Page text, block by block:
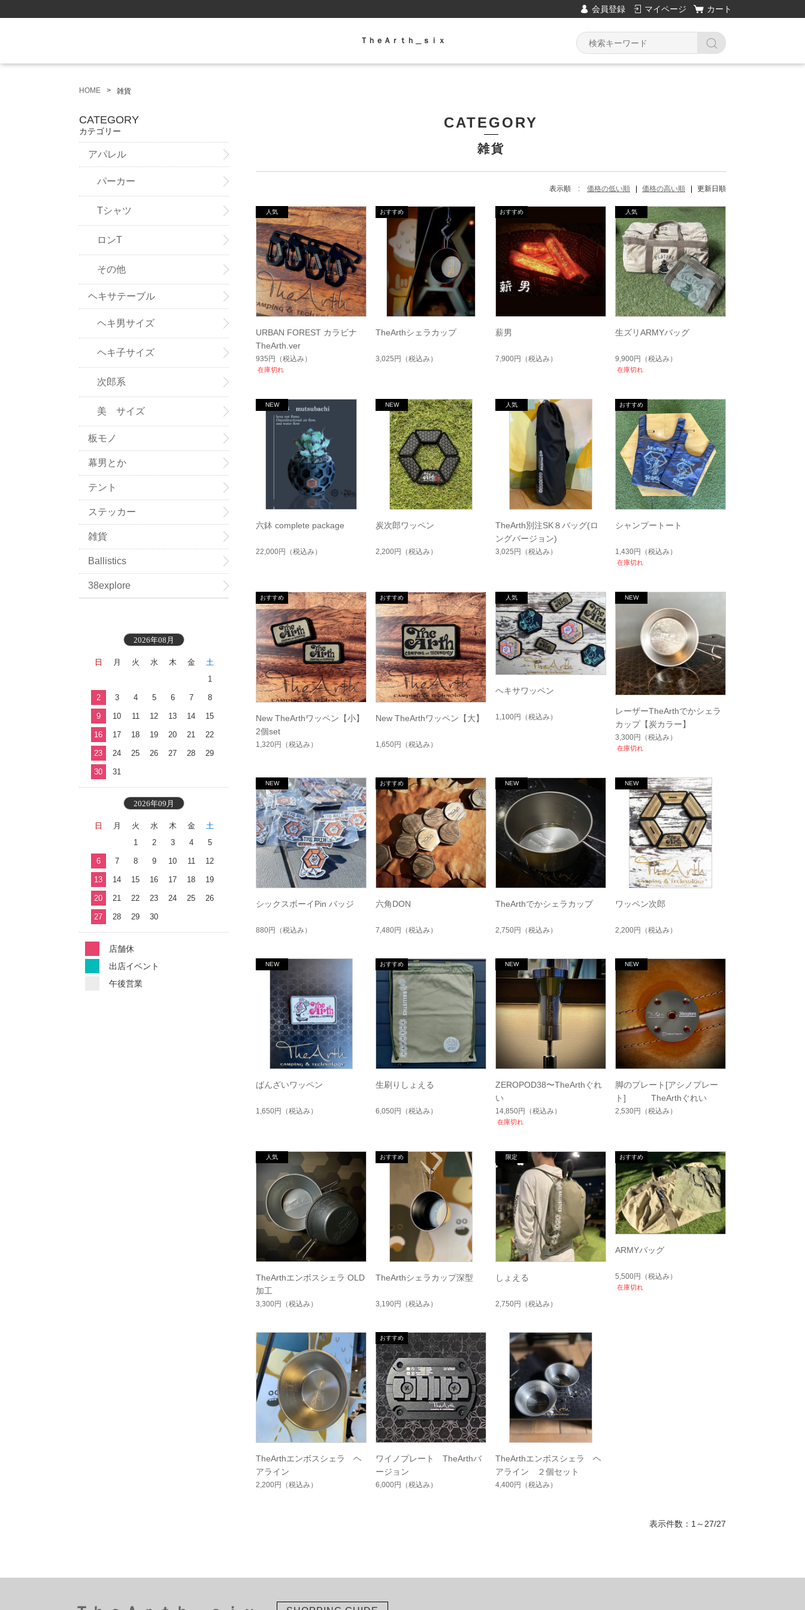
会員登録 マイページ カート
ＴｈｅＡｒｔｈ＿ｓｉｘ
HOME 雑貨
CATEGORY
雑貨
表示順 : 価格の低い順 価格の高い順 更新日順
URBAN FOREST カラビナ
TheArth.ver
935円 （税込み）
在庫切れ
TheArthシェラカップ
3,025円 （税込み）
薪男
7,900円 （税込み）
生ズリARMYバッグ
9,900円 （税込み）
在庫切れ
六鉢 complete package
22,000円 （税込み）
炭次郎ワッペン
2,200円 （税込み）
TheArth別注SK８バッグ(ロ
ングバージョン)
3,025円 （税込み）
シャンプートート
1,430円 （税込み）
在庫切れ
New TheArthワッペン【小】
2個set
1,320円 （税込み）
New TheArthワッペン【大】
1,650円 （税込み）
ヘキサワッペン
1,100円 （税込み）
レーザーTheArthでかシェラ
カップ【炭カラー】
3,300円 （税込み）
在庫切れ
シックスボーイPin バッジ
880円 （税込み）
六角DON
7,480円 （税込み）
TheArthでかシェラカップ
2,750円 （税込み）
ワッペン次郎
2,200円 （税込み）
ばんざいワッペン
1,650円 （税込み）
生刷りしょえる
6,050円 （税込み）
ZEROPOD38〜TheArthぐれ
い
14,850円 （税込み）
在庫切れ
脚のプレート[アシノプレー
ト] TheArthぐれい
2,530円 （税込み）
TheArthエンボスシェラ OLD
加工
3,300円 （税込み）
TheArthシェラカップ深型
3,190円 （税込み）
しょえる
2,750円 （税込み）
ARMYバッグ
5,500円 （税込み）
在庫切れ
TheArthエンボスシェラ ヘ
アライン
2,200円 （税込み）
ワイノプレート TheArthバ
ージョン
6,000円 （税込み）
TheArthエンボスシェラ ヘ
アライン ２個セット
4,400円 （税込み）
表示件数：1～27/27
CATEGORY
カテゴリー
アパレル
パーカー
Tシャツ
ロンT
その他
ヘキサテーブル
ヘキ男サイズ
ヘキ子サイズ
次郎系
美 サイズ
板モノ
幕男とか
テント
ステッカー
雑貨
Ballistics
38explore
2026年08月
日 月 火 水 木 金
土
1
2 3 4 5 6 7 8
9 10 11 12 13 14 15
16 17 18 19 20 21 22
23 24 25 26 27 28 29
30 31
2026年09月
日 月 火 水 木 金
土
1
2 3 4 5
6 7 8 9 10 11 12
13 14 15 16 17 18 19
20 21 22 23 24 25 26
27 28 29 30
店舗休
出店イベント
午後営業